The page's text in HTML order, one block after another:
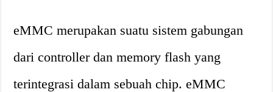
eMMC merupakan suatu sistem gabungan
dari controller dan memory flash yang
terintegrasi dalam sebuah chip. eMMC